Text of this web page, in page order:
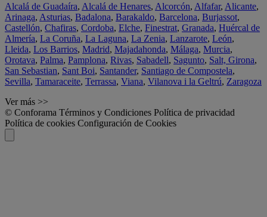
Alcalá de Guadaíra, Alcalá de Henares, Alcorcón, Alfafar, Alicante,
Arinaga, Asturias, Badalona, Barakaldo, Barcelona, Burjassot,
Castellón, Chafiras, Cordoba, Elche, Finestrat, Granada, Huércal de
Almería, La Coruña, La Laguna, La Zenia, Lanzarote, León,
Lleida, Los Barrios, Madrid, Majadahonda, Málaga, Murcia,
Orotava, Palma, Pamplona, Rivas, Sabadell, Sagunto, Salt, Girona,
San Sebastian, Sant Boi, Santander, Santiago de Compostela,
Sevilla, Tamaraceite, Terrassa, Viana, Vilanova i la Geltrú, Zaragoza
Ver más >>
© Conforama Términos y Condiciones Política de privacidad
Política de cookies Configuración de Cookies